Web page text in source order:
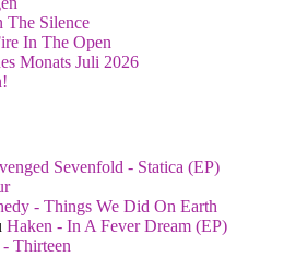
The Silence
In The Open
Monats Juli 2026
Sevenfold - Statica (EP)
- Things We Did On Earth
Haken - In A Fever Dream (EP)
Thirteen